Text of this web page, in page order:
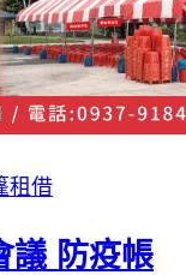
租借
議 防疫帳